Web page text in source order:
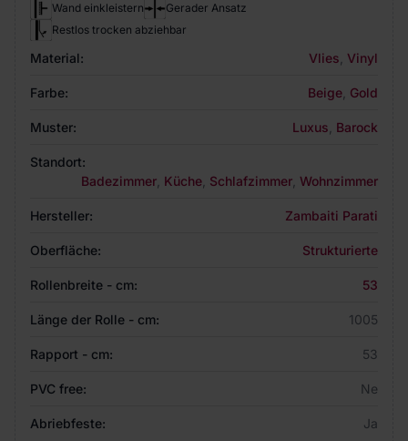
Wand einkleistern
Gerader Ansatz
Restlos trocken abziehbar
Material: Vlies Vinyl
Farbe: Beige Gold
Muster: Luxus Barock
Standort:
Badezimmer Küche Schlafzimmer Wohnzimmer
Hersteller: Zambaiti Parati
Oberfläche: Strukturierte
Rollenbreite - cm: 53
Länge der Rolle - cm: 1005
Rapport - cm: 53
PVC free: Ne
Abriebfeste:
Ja